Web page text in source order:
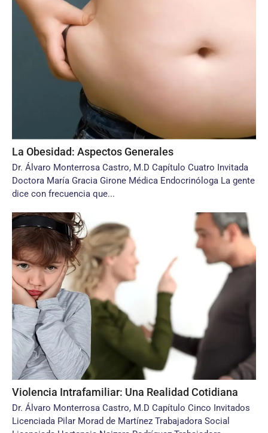
La Obesidad: Aspectos Generales
Dr. Álvaro Monterrosa Castro, M.D Capítulo Cuatro Invitada
Doctora María Gracia Girone Médica Endocrinóloga La gente
dice con frecuencia que...
Violencia Intrafamiliar: Una Realidad Cotidiana
Dr. Álvaro Monterrosa Castro, M.D Capítulo Cinco Invitados
Licenciada Pilar Morad de Martínez Trabajadora Social